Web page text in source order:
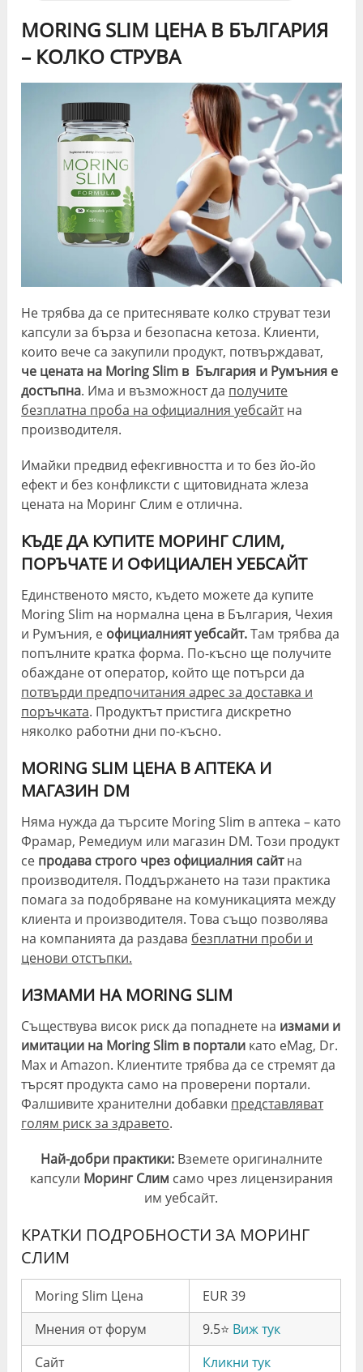
MORING SLIM ЦЕНА В БЪЛГАРИЯ
– КОЛКО СТРУВА
Не трябва да се притеснявате колко струват тези
капсули за бърза и безопасна кетоза. Клиенти,
които вече са закупили продукт, потвърждават,
че цената на Moring Slim в България и Румъния е
достъпна. Има и възможност да получите
безплатна проба на официалния уебсайтна
производителя.
Имайки предвид ефекгивността и то без йо-йо
ефект и без конфликсти с щитовидната жлеза
цената на Моринг Слим е отлична.
КЪДЕ ДА КУПИТЕ МОРИНГ СЛИМ,
ПОРЪЧАТЕ И ОФИЦИАЛЕН УЕБСАЙТ
Единственото място, където можете да купите
Moring Slim на нормална цена в България, Чехия
и Румъния, е официалният уебсайт.Там трябва да
попълните кратка форма. По-късно ще получите
обаждане от оператор, който ще потърси да
потвърди предпочитания адрес за доставка и
поръчката. Продуктът пристига дискретно
няколко работни дни по-късно.
MORING SLIM ЦЕНА В АПТЕКА И
МАГАЗИН DM
Няма нужда да търсите Moring Slim в аптека – като
Фрамар, Ремедиум или магазин DM. Този продукт
се продава строго чрез официалния сайтна
производителя. Поддържането на тази практика
помага за подобряване на комуникацията между
клиента и производителя. Това също позволява
на компанията да раздава безплатни проби и
ценови отстъпки.
ИЗМАМИ НА MORING SLIM
Съществува висок риск да попаднете на измами и
имитации на Moring Slim в портали като eMag, Dr.
Max и Amazon. Клиентите трябва да се стремят да
търсят продукта само на проверени портали.
Фалшивите хранителни добавки представляват
голям риск за здравето.
Най-добри практики: Вземете оригиналните
капсули Моринг Слим само чрез лицензирания
им уебсайт.
КРАТКИ ПОДРОБНОСТИ ЗА МОРИНГ
СЛИМ
Moring Slim Цена
EUR 39
Мнения от форум
9.5⭐️ Виж тук
Сайт
Кликни тук